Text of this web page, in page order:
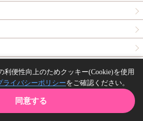
Copyright(C) comicomi studio. All right reserved.
利便性向上のためクッキー(Cookie)を使用
ライバシーポリシーをご確認ください。
同意する